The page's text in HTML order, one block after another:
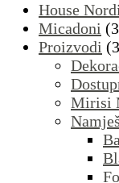
House
Micadoni
Proizvodi
Mirisi